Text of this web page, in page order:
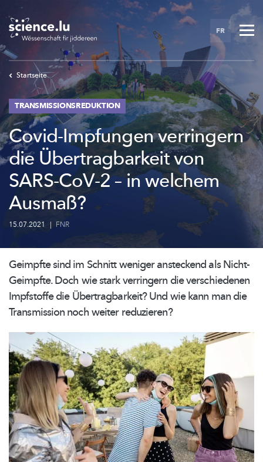
to
main
content
FR
Startseite
TRANSMISSIONSREDUKTION
Covid-Impfungen verringern
die Übertragbarkeit von
SARS-CoV-2 – in welchem
Ausmaß?
15.07.2021 | FNR
Geimpfte sind im Schnitt weniger ansteckend alsNicht-
Geimpfte.Doch wie stark verringern die verschiedenen
Impfstoffe die Übertragbarkeit?Und wie kann man die
Transmission noch weiter reduzieren?